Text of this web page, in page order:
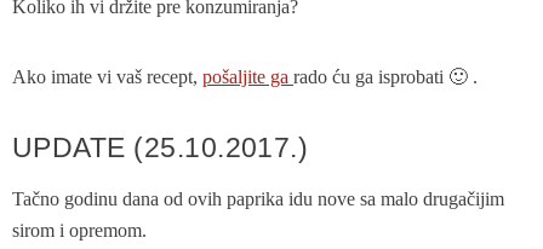
Koliko ih vi držite pre konzumiranja?
Ako imate vi vaš recept, pošaljite ga rado ću ga isprobati 🙂 .
UPDATE (25.10.2017.)
Tačno godinu dana od ovih paprika idu nove sa malo drugačijim
sirom i opremom.